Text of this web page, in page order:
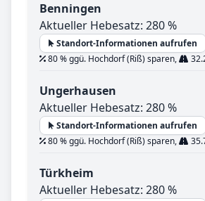
Benningen
Aktueller Hebesatz: 280 %
Standort-Informationen aufrufen
80 % ggü. Hochdorf (Riß) sparen,
Ungerhausen
Aktueller Hebesatz: 280 %
Standort-Informationen aufrufen
80 % ggü. Hochdorf (Riß) sparen,
Türkheim
Aktueller Hebesatz: 280 %